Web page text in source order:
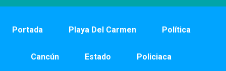
Portada Playa Del Carmen Política
Cancún Estado Policiaca